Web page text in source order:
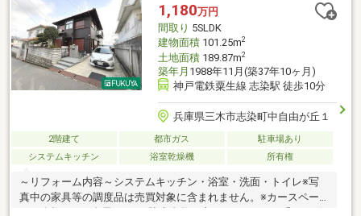
1,180万円
間取り 5SLDK
建物面積101.25m2
土地面積189.87m2
築年月 1988年11月(築37年10ヶ月)
神戸電鉄粟生線 志染駅 徒歩10分
兵庫県三木市志染町中自由が丘１
2階建て 都市ガス
駐車場あり
システムキッチン
浴室乾燥機 所有権
～リフォーム内容～システムキッチン・浴室・洗面・トイレ※写
真中の家具等の調度品は売買対象に含まれません。※カースペー